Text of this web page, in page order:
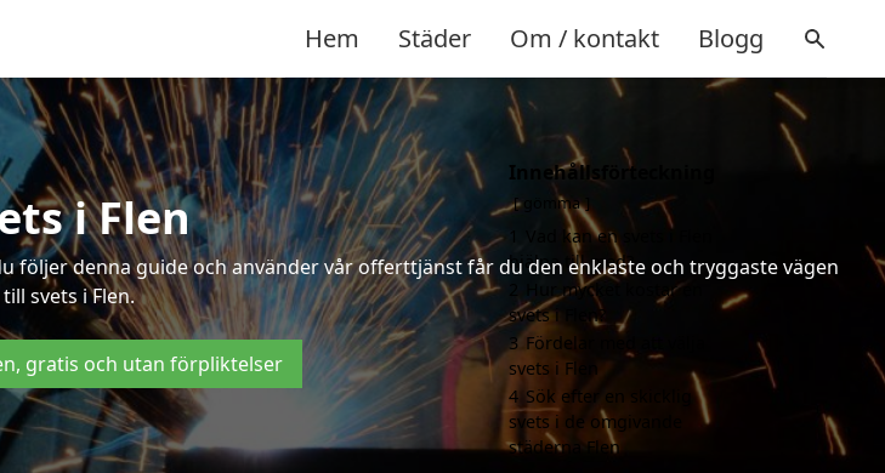
Hem Städer Om / kontakt Blogg
i Flen
följer denna guide och använder vår offerttjänst får du den enklaste och tryggaste vägen
till svets i Flen.
gratis och utan förpliktelser
Innehållsförteckning
gömma
Vad kan en svets i Flen
hjälpa till med?
Hur mycket kostar en
svets i Flen?
3 Fördelar med att välja
svets i Flen
4 Sök efter en skicklig
svets i de omgivande
städerna Flen